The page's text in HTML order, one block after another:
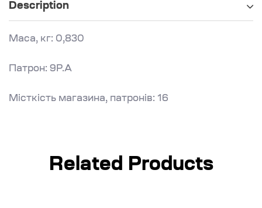
Description
Маса, кг: 0,830
Патрон: 9Р.А
Місткість магазина, патронів: 16
Related Products